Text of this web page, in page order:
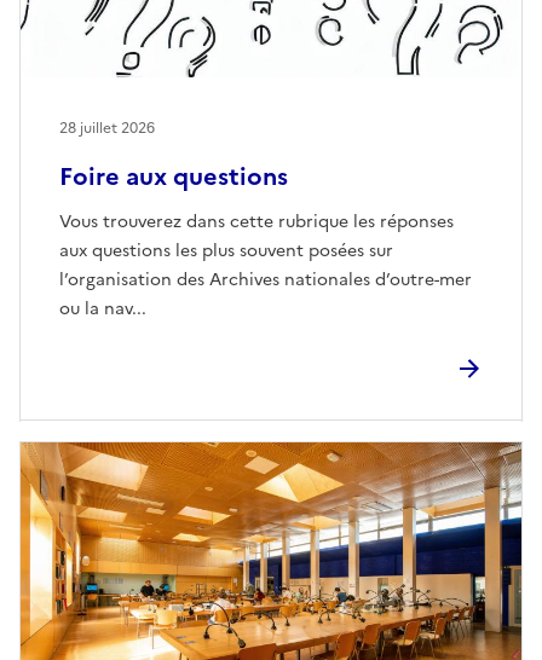
Foire aux questions
Vous trouverez dans cette rubrique les réponses
aux questions les plus souvent posées sur
l’organisation des Archives nationales d’outre-mer
ou la nav...
28 juillet 2026